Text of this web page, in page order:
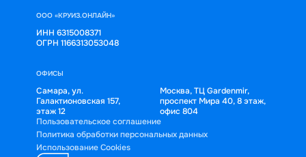
ООО «КРУИЗ.ОНЛАЙН»
ИНН 6315008371
ОГРН 1166313053048
ОФИСЫ
Самара, ул.
Галактионовская 157,
этаж 12
Москва, ТЦ Gardenmir,
проспект Мира 40, 8 этаж,
офис 804
Пользовательское соглашение
Политика обработки персональных данных
Использование Cookies